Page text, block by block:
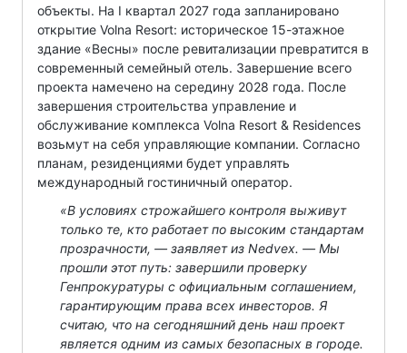
объекты. На I квартал 2027 года запланировано
открытие Volna Resort: историческое 15-этажное
здание «Весны» после ревитализации превратится в
современный семейный отель. Завершение всего
проекта намечено на середину 2028 года. После
завершения строительства управление и
обслуживание комплекса Volna Resort & Residences
возьмут на себя управляющие компании. Согласно
планам, резиденциями будет управлять
международный гостиничный оператор.
«В условиях строжайшего контроля выживут
только те, кто работает по высоким стандартам
прозрачности, — заявляет из Nedvex. — Мы
прошли этот путь: завершили проверку
Генпрокуратуры с официальным соглашением,
гарантирующим права всех инвесторов. Я
считаю, что на сегодняшний день наш проект
является одним из самых безопасных в городе.